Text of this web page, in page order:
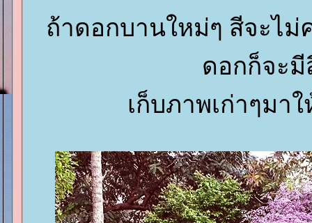
ถ้าดอกบานใหม่ๆ สีจะไ
ดอกก็จะ
เก็บภาพเก่าๆมา